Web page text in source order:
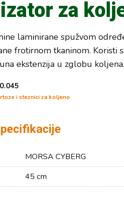
za
laminirane spužvom
frotirnom tkaninom. Koristi
ekstenzija u zglobu koljena.
i steznici za koljeno
MORSA CYBERG
45 cm